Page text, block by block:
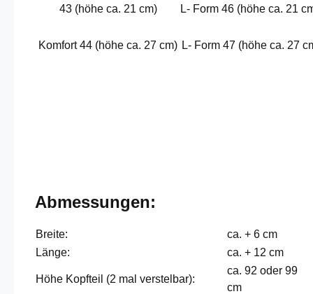
43 (höhe ca. 21 cm) L- Form 46 (höhe ca. 21
Komfort 44 (höhe ca. 27 cm) L- Form 47 (höhe ca. 27
Abmessungen:
Breite:
ca. + 6 cm
Länge:
ca. + 12 cm
Höhe Kopfteil (2 mal verstelbar):
ca. 92 oder 99
cm